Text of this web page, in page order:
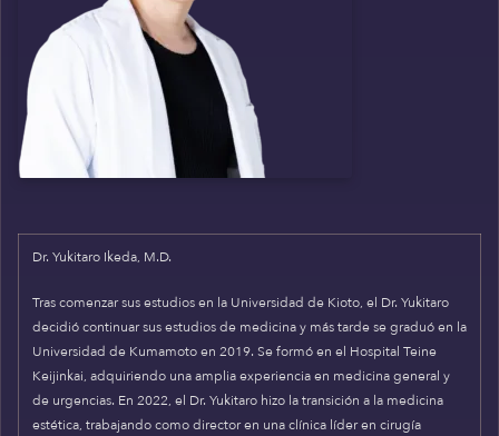
Dr. Yukitaro Ikeda, M.D.
Tras comenzar sus estudios en la Universidad de Kioto, el Dr. Yukitaro
decidió continuar sus estudios de medicina y más tarde se graduó en la
Universidad de Kumamoto en 2019. Se formó en el Hospital Teine
Keijinkai, adquiriendo una amplia experiencia en medicina general y
de urgencias. En 2022, el Dr. Yukitaro hizo la transición a la medicina
estética, trabajando como director en una clínica líder en cirugía